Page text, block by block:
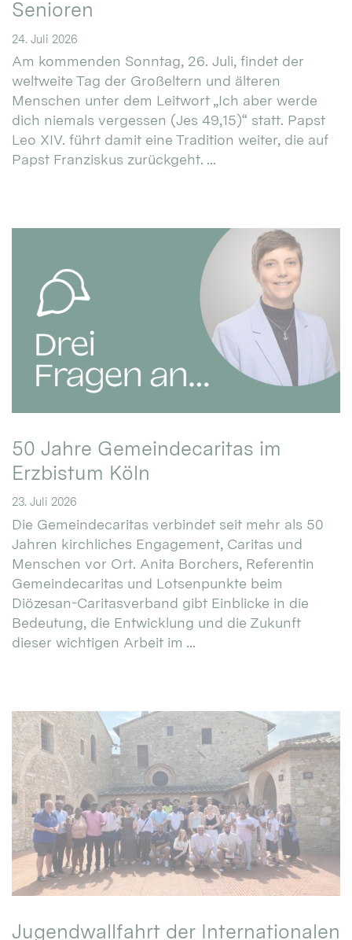
Senioren
24. Juli 2026
Am kommenden Sonntag, 26. Juli, findet der
weltweite Tag der Großeltern und älteren
Menschen unter dem Leitwort „Ich aber werde
dich niemals vergessen (Jes 49,15)“ statt. Papst
Leo XIV. führt damit eine Tradition weiter, die auf
Papst Franziskus zurückgeht. ...
50 Jahre Gemeindecaritas im
Erzbistum Köln
23. Juli 2026
Die Gemeindecaritas verbindet seit mehr als 50
Jahren kirchliches Engagement, Caritas und
Menschen vor Ort. Anita Borchers, Referentin
Gemeindecaritas und Lotsenpunkte beim
Diözesan-Caritasverband gibt Einblicke in die
Bedeutung, die Entwicklung und die Zukunft
dieser wichtigen Arbeit im ...
Jugendwallfahrt der Internationalen